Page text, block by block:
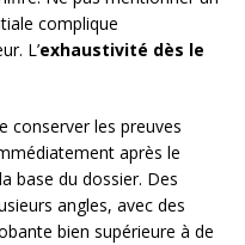
complique
L’exhaustivité dès le
conserver les preuves
après le
base du dossier. Des
angles, avec des
bien supérieure à de